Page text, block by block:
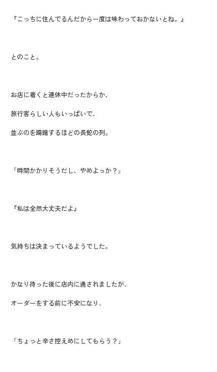
『こっちに住んでるんだから一度は味わっておかないとね。』
とのこと。
お店に着くと連休中だったからか、
旅行客らしい人もいっぱいで、
並ぶのを躊躇するほどの長蛇の列。
「時間かかりそうだし、やめよっか？」
『私は全然大丈夫だよ』
気持ちは決まっているようでした。
かなり待った後に店内に通されましたが、
オーダーをする前に不安になり、
「ちょっと辛さ控えめにしてもらう？」